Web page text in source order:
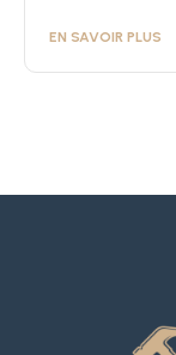
EN SAVOIR PLUS